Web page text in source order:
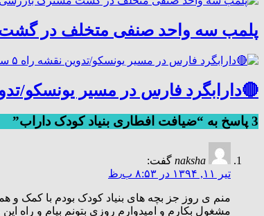
پلمب سه واحد صنفی متخلف در
🔴دارابگرد فارس در مسیر یونسکو/تدوین نقشه راه ۵ ساله برای
3 پاسخ به “ضیافت افطاری بنیاد کودک داراب”
naksha گفت:
تیر ۱۱, ۱۳۹۴ در ۸:۵۳ ب٫ظ
منم ی روز جز بچه های بنیاد کودک بودم با کمک و
مشغول بکارم و امیدوارم روزی بتونم بیام و راه این